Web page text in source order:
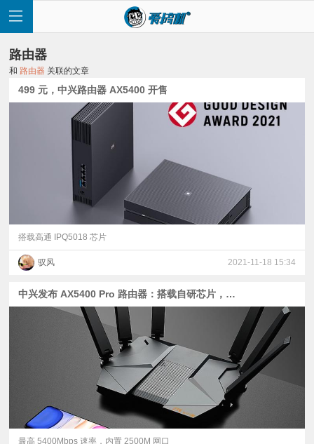
讯
评
路由器
和 路由器 关联的文章
499 元，中兴路由器 AX5400 开售
搭载高通 IPQ5018 芯片
驭风 2021-11-18 15:34
中兴发布 AX5400 Pro 路由器：搭载自研芯片，首发 549 元
最高 5400Mbps 速率，内置 2500M 网口